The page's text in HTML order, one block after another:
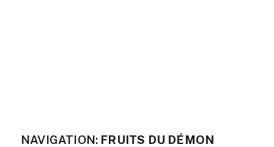
NAVIGATION: FRUITS DU DÉMON